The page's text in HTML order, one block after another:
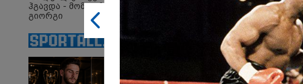
15:08 / 06-08-
"3 დღის წინ
პატიმარი
ჩვენთვის
ხომ მაგრად
ჰგავდა - მომღერალი
გიორგი
დაქორწინდა (ვიდეო)